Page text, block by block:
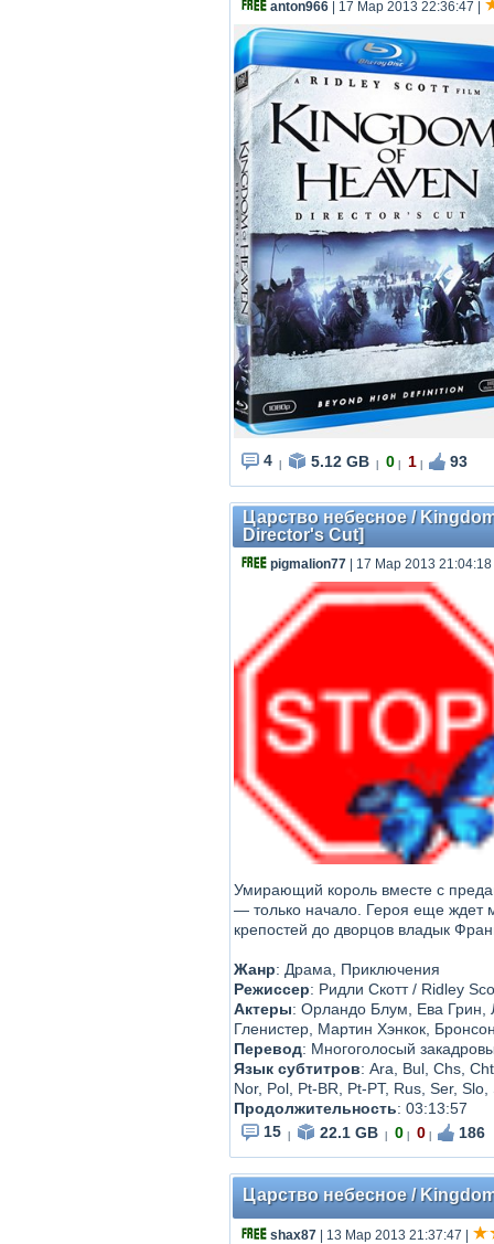
anton966 | 17 Мар 2013 22:36:47
4 5.12 GB 0 1 93
Царство небесное /
Director's Cut]
pigmalion77 | 17 Мар 2013 21:04:18
Умирающий король вместе с
— только начало. Героя еще ждет
крепостей до дворцов владык
Жанр: Драма, Приключения
Режиссер: Ридли Скотт / Ridley
Актеры: Орландо Блум, Ева Грин,
Гленистер, Мартин Хэнкок,
Перевод: Многоголосый
Язык субтитров: Ara, Bul, Chs,
Nor, Pol, Pt-BR, Pt-PT, Rus, Ser,
Продолжительность: 03:13:57
15
22.1 GB 0 0 186
Царство небесное /
shax87 | 13 Мар 2013 21:37:47